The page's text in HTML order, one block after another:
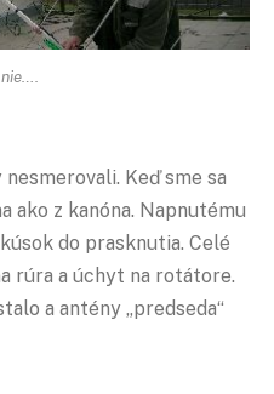
Keď sme sa
ako z kanóna. Napnutému
do prasknutia. Celé
rúra a úchyt na rotátore.
a antény „predseda“